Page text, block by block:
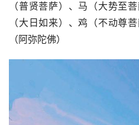
（普贤菩萨）、马（大势至
（大日如来）、鸡（不动尊
（阿弥陀佛）